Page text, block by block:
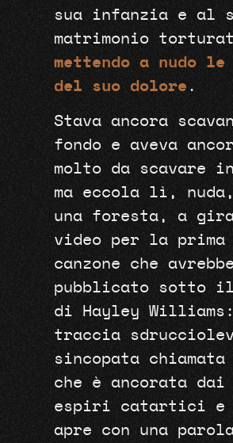
sua infanzia e al
matrimonio
mettendo a nudo
del suo dolore .
Stava ancora
fondo e aveva
molto da scavare
ma eccola lì,
una foresta, a
video per la prima
canzone che avrebbe
pubblicato sotto il
di Hayley
traccia
sincopata
che è ancorata dai
espiri catartici e
apre con una